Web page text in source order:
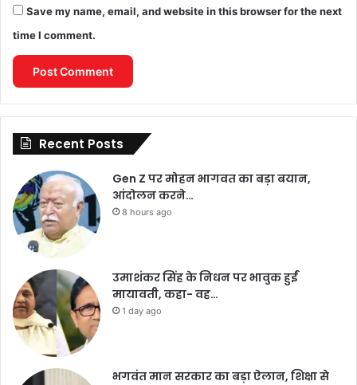
Save my name, email, and website in this browser for the next
time I comment.
Recent Posts
Gen Z पर मोहन भागवत का बड़ा बयान,
आंदोलन करने…
8 hours ago
उमाशंकर सिंह के निधन पर भावुक हुईं
मायावती, कहा- वह…
1 day ago
भगवंत मान सरकार का बड़ा ऐलान, शिक्षा से